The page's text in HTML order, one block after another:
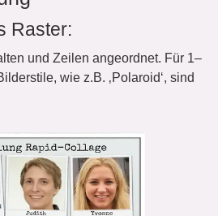
Raster:
und Zeilen angeordnet. Für 1–
wie z.B. ‚Polaroid‘, sind